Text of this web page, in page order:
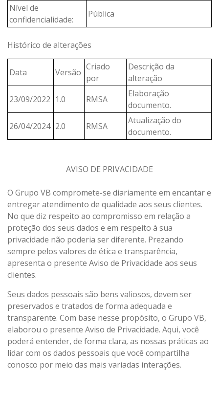
Nível de
confidencialidade:
Pública
Histórico de alterações
Data Versão
Criado
por
Descrição da
alteração
23/09/2022 1.0 RMSA
Elaboração
documento.
26/04/2024 2.0 RMSA
Atualização do
documento.
AVISO DE PRIVACIDADE
O Grupo VB compromete-se diariamente em encantar e
entregar atendimento de qualidade aos seus clientes.
No que diz respeito ao compromisso em relação a
proteção dos seus dados e em respeito à sua
privacidade não poderia ser diferente. Prezando
sempre pelos valores de ética e transparência,
apresenta o presente Aviso de Privacidade aos seus
clientes.
Seus dados pessoais são bens valiosos, devem ser
preservados e tratados de forma adequada e
transparente. Com base nesse propósito, o Grupo VB,
elaborou o presente Aviso de Privacidade. Aqui, você
poderá entender, de forma clara, as nossas práticas ao
lidar com os dados pessoais que você compartilha
conosco por meio das mais variadas interações.